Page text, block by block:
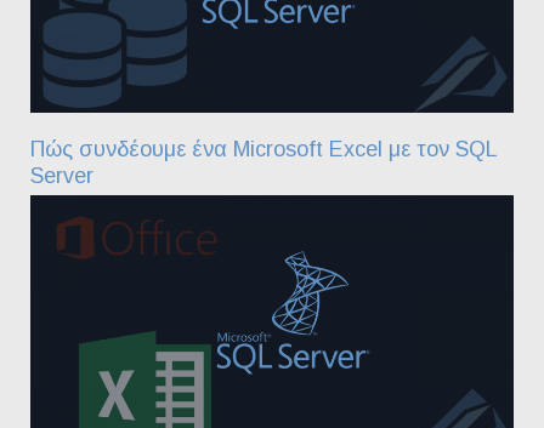
Πώς συνδέουμε ένα Microsoft Excel με τον SQL
Server